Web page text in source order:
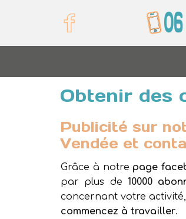
Obtenir des
Publicité sur
Vendée et
Grâce à notre page
par plus de 10000
concernant votre
commencez à travailler.